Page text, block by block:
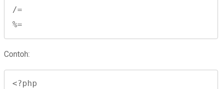
/=
%=
Contoh:
<?php